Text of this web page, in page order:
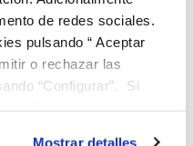
de redes sociales.
pulsando “ Aceptar
o rechazar las
“Configurar”. Si
Mostrar detalles